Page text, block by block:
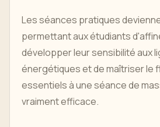
Les séances pratiques
permettant aux étudiants
développer leur sensibilité aux
énergétiques et de maîtriser le
essentiels à une séance de
vraiment efficace.